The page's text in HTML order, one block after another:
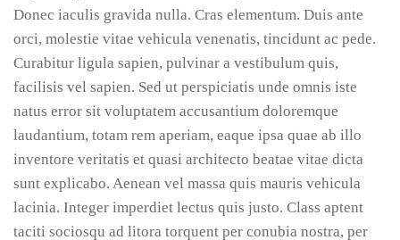
Donec iaculis gravida nulla. Cras elementum. Duis ante
orci, molestie vitae vehicula venenatis, tincidunt ac pede.
Curabitur ligula sapien, pulvinar a vestibulum quis,
facilisis vel sapien. Sed ut perspiciatis unde omnis iste
natus error sit voluptatem accusantium doloremque
laudantium, totam rem aperiam, eaque ipsa quae ab illo
inventore veritatis et quasi architecto beatae vitae dicta
sunt explicabo. Aenean vel massa quis mauris vehicula
lacinia. Integer imperdiet lectus quis justo. Class aptent
taciti sociosqu ad litora torquent per conubia nostra, per